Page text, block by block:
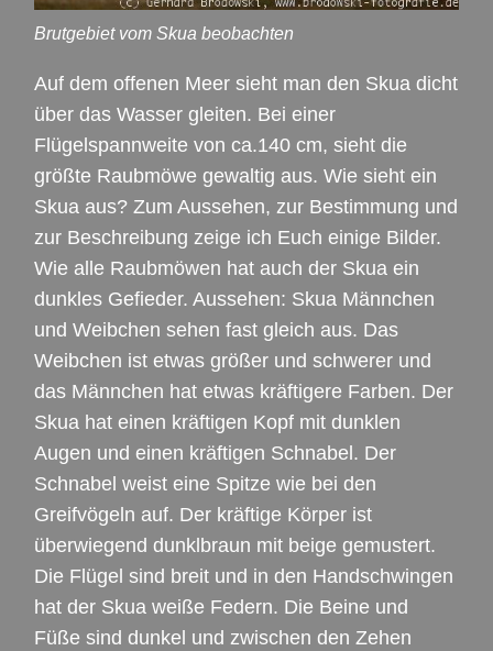
Brutgebiet vom Skua beobachten
Auf dem offenen Meer sieht man den Skua dicht
über das Wasser gleiten. Bei einer
Flügelspannweite von ca.140 cm, sieht die
größte Raubmöwe gewaltig aus. Wie sieht ein
Skua aus? Zum Aussehen, zur Bestimmung und
zur Beschreibung zeige ich Euch einige Bilder.
Wie alle Raubmöwen hat auch der Skua ein
dunkles Gefieder. Aussehen: Skua Männchen
und Weibchen sehen fast gleich aus. Das
Weibchen ist etwas größer und schwerer und
das Männchen hat etwas kräftigere Farben. Der
Skua hat einen kräftigen Kopf mit dunklen
Augen und einen kräftigen Schnabel. Der
Schnabel weist eine Spitze wie bei den
Greifvögeln auf. Der kräftige Körper ist
überwiegend dunklbraun mit beige gemustert.
Die Flügel sind breit und in den Handschwingen
hat der Skua weiße Federn. Die Beine und
Füße sind dunkel und zwischen den Zehen